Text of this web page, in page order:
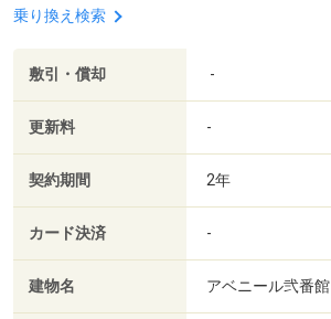
乗り換え検索
敷引・償却 -
更新料 -
契約期間 2年
カード決済 -
建物名 アベニール弐番館